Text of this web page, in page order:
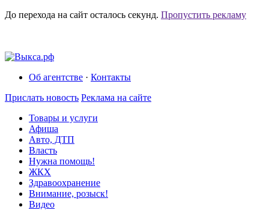
До перехода на сайт осталось секунд. Пропустить рекламу
Об агентстве · Контакты
Прислать новость Реклама на сайте
Товары и услуги
Афиша
Авто, ДТП
Власть
Нужна помощь!
ЖКХ
Здравоохранение
Внимание, розыск!
Видео